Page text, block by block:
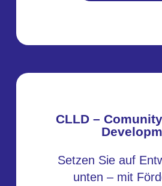
CLLD –
Setzen Sie auf
unten – mit